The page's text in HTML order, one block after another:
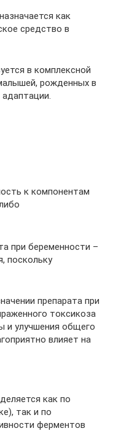
как
средство в
в комплексной
рожденных в
к компонентам
при беременности –
поскольку
препарата при
токсикоза
и улучшения общего
влияет на
как по
так и по
ферментов